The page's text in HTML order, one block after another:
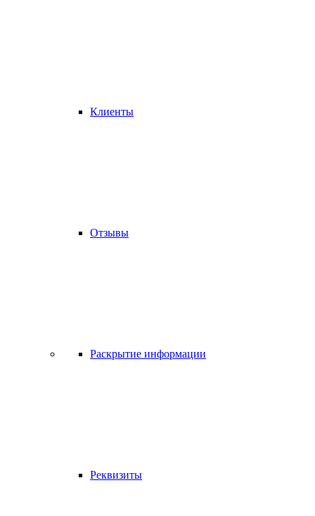
Клиенты
Отзывы
Раскрытие информации
Реквизиты